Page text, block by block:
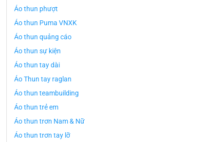
Áo thun phượt
Áo thun Puma VNXK
Áo thun quảng cáo
Áo thun sự kiện
Áo thun tay dài
Áo Thun tay raglan
Áo thun teambuilding
Áo thun trẻ em
Áo thun trơn Nam & Nữ
Áo thun trơn tay lỡ